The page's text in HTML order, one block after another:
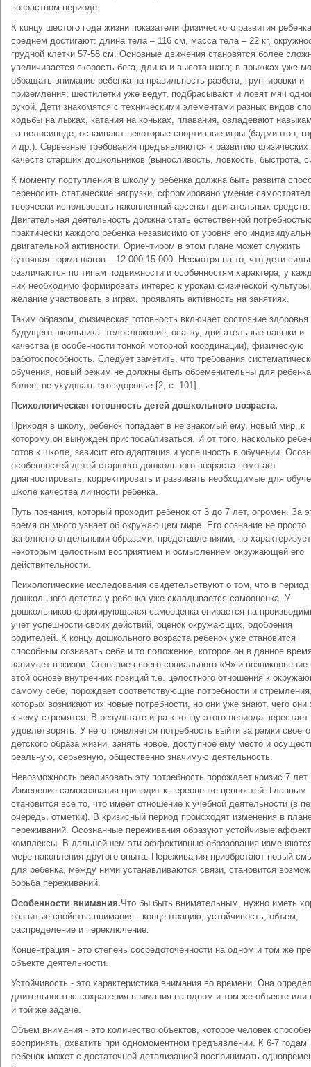
возрастном периоде.
К концу шестого года жизни показатели физического развития
среднем достигают: длина тела – 116 см, масса тела – 22 кг,
грудной клетки 57-58 см. Основные движения становятся более
увеличивается скорость бега, длина и высота шага; в прыжках уже
обращать внимание ребенка на правильность разбега, группировки и
приземления; шестилетки уже ведут, подбрасывают и ловят мяч
рукой. Дети знакомятся с техническими элементами разных видов
ходьбы на лыжах, катания на коньках, плавания, овладевают
на велосипеде, осваивают некоторые спортивные игры (бадминтон,
и др.). Серьезные требования предъявляются к развитию физических
качеств старших дошкольников (выносливость, ловкость, быстрота,
К моменту поступления в школу у ребенка должна быть развита
переносить статические нагрузки, сформировано умение
творчески использовать накопленный арсенал двигательных средств.
Двигательная деятельность должна стать естественной
практически каждого ребенка независимо от уровня его
двигательной активности. Ориентиром в этом плане может служить
суточная норма шагов – 12 000-15 000. Несмотря на то, что дети
различаются по типам подвижности и особенностям характера, у
них необходимо формировать интерес к урокам физической культуры,
желание участвовать в играх, проявлять активность на занятиях.
Таким образом, физическая готовность включает состояние здоровья
будущего школьника: телосложение, осанку, двигательные навыки и
качества (в особенности тонкой моторной координации), физическую
работоспособность. Следует заметить, что требования
обучения, новый режим не должны быть обременительны для
более, не ухудшать его здоровье [2, c. 101].
Психологическая готовность детей дошкольного возраста.
Приходя в школу, ребенок попадает в не знакомый ему, новый мир, к
которому он вынужден приспосабливаться. И от того, насколько
готов к школе, зависит его адаптация и успешность в обучении.
особенностей детей старшего дошкольного возраста помогает
диагностировать, корректировать и развивать необходимые для
школе качества личности ребенка.
Путь познания, который проходит ребенок от 3 до 7 лет, огромен. За
время он много узнает об окружающем мире. Его сознание не просто
заполнено отдельными образами, представлениями, но
некоторым целостным восприятием и осмыслением окружающей его
действительности.
Психологические исследования свидетельствуют о том, что в период
дошкольного детства у ребенка уже складывается самооценка. У
дошкольников формирующаяся самооценка опирается на
учет успешности своих действий, оценок окружающих, одобрения
родителей. К концу дошкольного возраста ребенок уже становится
способным сознавать себя и то положение, которое он в данное
занимает в жизни. Сознание своего социального «Я» и возникновение
этой основе внутренних позиций т.е. целостного отношения к
самому себе, порождает соответствующие потребности и
которых возникают их новые потребности, но они уже знают, чего они
к чему стремятся. В результате игра к концу этого периода перестает
удовлетворять. У него появляется потребность выйти за рамки своего
детского образа жизни, занять новое, доступное ему место и
реальную, серьезную, общественно значимую деятельность.
Невозможность реализовать эту потребность порождает кризис 7 лет.
Изменение самосознания приводит к переоценке ценностей. Главным
становится все то, что имеет отношение к учебной деятельности (в
очередь, отметки). В кризисный период происходят изменения в
переживаний. Осознанные переживания образуют устойчивые
комплексы. В дальнейшем эти аффективные образования
мере накопления другого опыта. Переживания приобретают новый
для ребенка, между ними устанавливаются связи, становится
борьба переживаний.
Особенности внимания.Что бы быть внимательным, нужно иметь
развитые свойства внимания - концентрацию, устойчивость, объем,
распределение и переключение.
Концентрация - это степень сосредоточенности на одном и том же
объекте деятельности.
Устойчивость - это характеристика внимания во времени. Она
длительностью сохранения внимания на одном и том же объекте или
и той же задаче.
Объем внимания - это количество объектов, которое человек
воспринять, охватить при одномоментном предъявлении. К 6-7 годам
ребенок может с достаточной детализацией воспринимать